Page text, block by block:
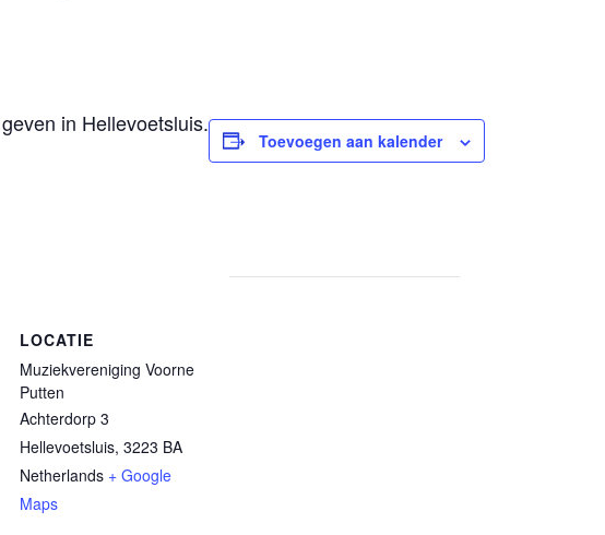
in Hellevoetsluis.
Toevoegen aan kalender
LOCATIE
Muziekvereniging Voorne
Putten
Achterdorp 3
Hellevoetsluis, 3223 BA
Netherlands + Google
Maps